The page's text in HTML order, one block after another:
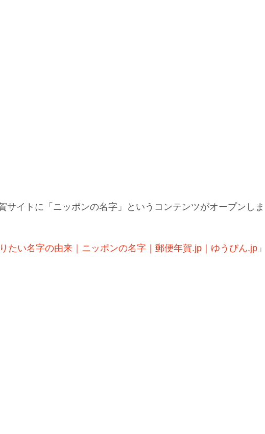
サイトに「ニッポンの名字」というコンテンツがオープンしま
たい名字の由来｜ニッポンの名字｜郵便年賀.jp｜ゆうびん.jp 」